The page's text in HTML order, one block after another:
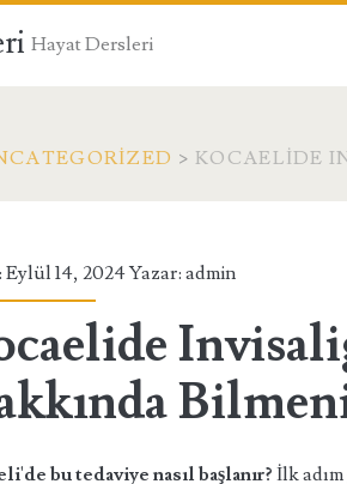
Hayat Dersleri
> KOCAELIDE
Eylül 14, 2024 Yazar:admin
bu tedaviye nasıl başlanır? İlk